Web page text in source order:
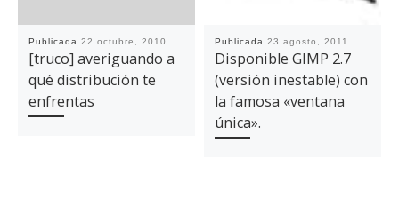
Publicada 22 octubre, 2010
[truco] averiguando a
qué distribución te
enfrentas
Publicada 23 agosto, 2011
Disponible GIMP 2.7
(versión inestable) con
la famosa «ventana
única».